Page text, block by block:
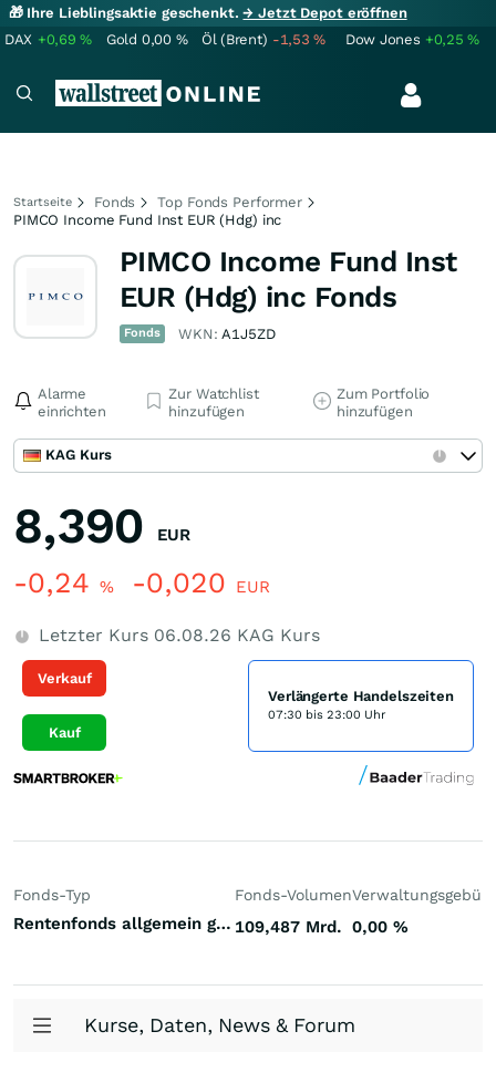
🎁 Ihre Lieblingsaktie geschenkt.→ Jetzt Depot eröffnen
DAX +0,69% Gold 0,00 % Öl (Brent) -1,53% Dow Jones +0,25%
Startseite Fonds
Top Fonds Performer
PIMCO Income Fund Inst EUR (Hdg) inc
PIMCO Income Fund Inst
EUR (Hdg) inc Fonds
Fonds WKN:A1J5ZD
Alarme
einrichten
Zur Watchlist
hinzufügen
Zum Portfolio
hinzufügen
KAG Kurs
8,390 EUR
-0,24 % -0,020 EUR
Letzter Kurs 06.08.26 KAG Kurs
Verkauf
Kauf
Verlängerte Handelszeiten
07:30 bis 23:00 Uhr
Fonds-Typ
Rentenfonds allgemein gemischte Laufzeiten Welt Hart- und Weichwährungen (Welt)
Fonds-Volumen
109,487 Mrd. 0,00 %
Kurse, Daten, News & Forum